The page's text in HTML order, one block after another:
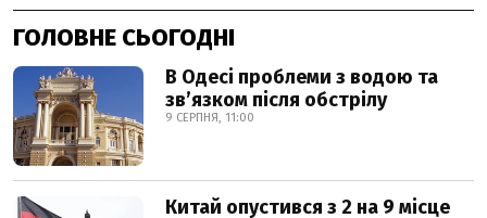
ГОЛОВНЕ СЬОГОДНІ
В Одесі проблеми з водою та
звʼязком після обстрілу
9 СЕРПНЯ, 11:00
Китай опустився з 2 на 9 місце